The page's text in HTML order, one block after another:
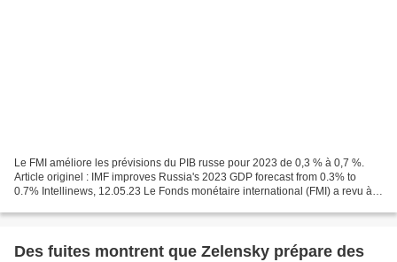
Le FMI améliore les prévisions du PIB russe pour 2023 de 0,3 % à 0,7 %.
Article originel : IMF improves Russia's 2023 GDP forecast from 0.3% to
0.7% Intellinews, 12.05.23 Le Fonds monétaire international (FMI) a revu à
Des fuites montrent que Zelensky prépare des